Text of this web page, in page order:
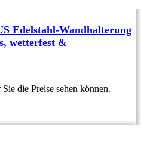
Edelstahl-Wandhalterung
wetterfest &
Sie die Preise sehen können.